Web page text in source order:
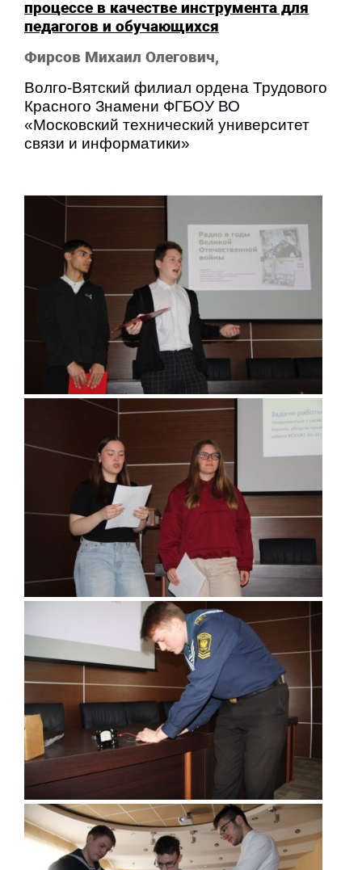
процессе в качестве инструмента для
педагогов и обучающихся
Фирсов Михаил Олегович,
Волго-Вятский филиал ордена Трудового
Красного Знамени ФГБОУ ВО
«Московский технический университет
связи и информатики»